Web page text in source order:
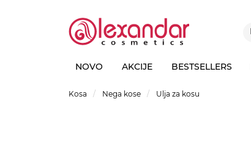
NOVO AKCIJE BESTSELLERS
Kosa Nega kose Ulja za kosu